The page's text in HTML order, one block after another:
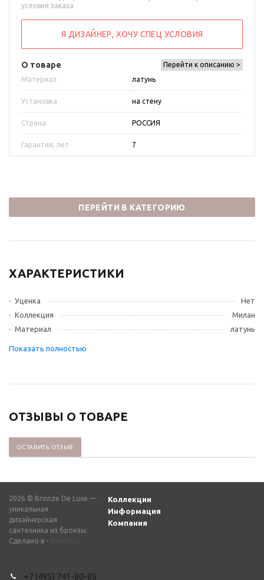
О товаре
Перейти к описанию >
Материал
латунь
Установка на стену
Страна РОССИЯ
Гарантия, лет 7
условия заказа
Я ДИЗАЙНЕР, ХОЧУ СПЕЦ УСЛОВИЯ
ПЕРЕЙТИ В КАТЕГОРИЮ
ХАРАКТЕРИСТИКИ
Уценка
Нет
Коллекция
Милан
Материал
латунь
ОТЗЫВЫ О ТОВАРЕ
ОСТАВИТЬ ОТЗЫВ
2026 © Bronze De Luxe —
уникальная
дизайнерская
сантехника из бронзы.
Сделано в -
Коллекции
Информация
Компания
+7 (495) 741-80-85